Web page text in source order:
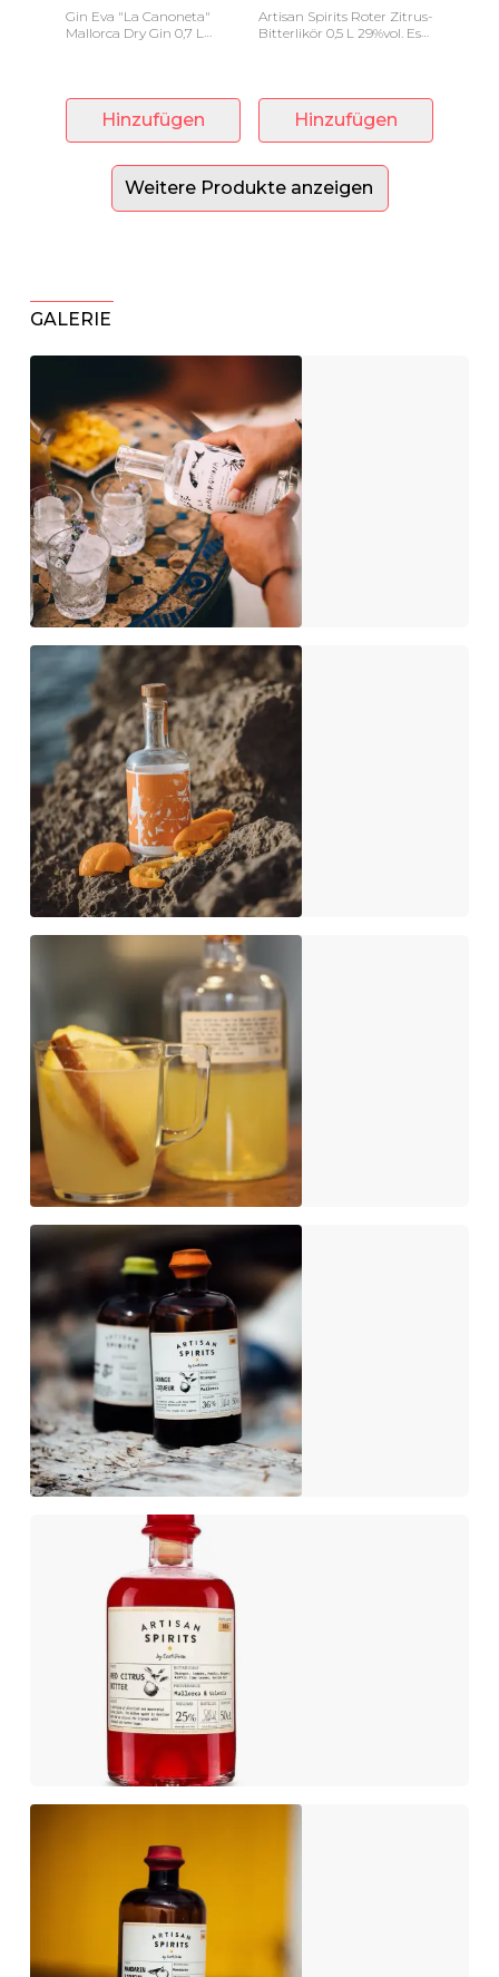
Gin Eva "La Canoneta"
Mallorca Dry Gin 0,7 L
Hinzufügen
Artisan Spirits Roter Zitrus-
Bitterlikör 0,5 L 29%vol. Es
Hinzufügen
Weitere Produkte anzeigen
GALERIE